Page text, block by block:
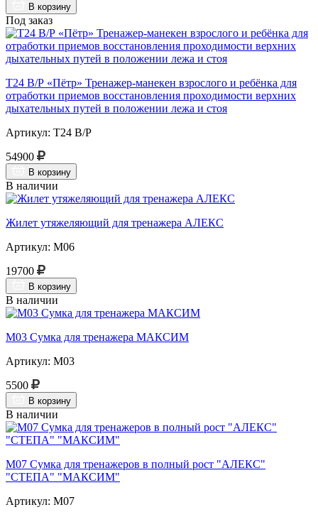
В корзину
Под заказ
Т24 В/Р «Пётр» Тренажер-манекен взрослого и ребёнка для
отработки приемов восстановления проходимости верхних
дыхательных путей в положении лежа и стоя
Артикул: Т24 В/Р
54900
В корзину
В наличии
Жилет утяжеляющий для тренажера АЛЕКС
Артикул: М06
19700
В корзину
В наличии
М03 Сумка для тренажера МАКСИМ
Артикул: М03
5500
В корзину
В наличии
М07 Сумка для тренажеров в полный рост "АЛЕКС"
"СТЕПА" "МАКСИМ"
Артикул: М07